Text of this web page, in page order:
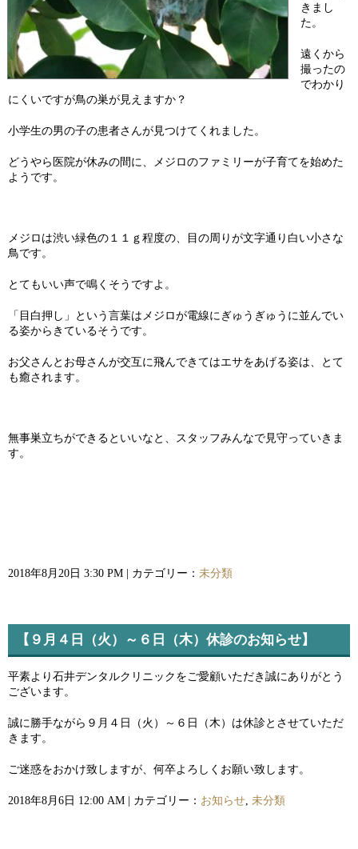
きまし
た。
遠くから
撮ったの
でわかり
にくいですが鳥の巣が見えますか？
小学生の男の子の患者さんが見つけてくれました。
どうやら医院が休みの間に、メジロのファミリーが子育てを始めた
ようです。
メジロは渋い緑色の１１ｇ程度の、目の周りが文字通り白い小さな
鳥です。
とてもいい声で鳴くそうですよ。
「目白押し」という言葉はメジロが電線にぎゅうぎゅうに並んでい
る姿からきているそうです。
お父さんとお母さんが交互に飛んできてはエサをあげる姿は、とて
も癒されます。
無事巣立ちができるといいなと、スタッフみんなで見守っていきま
す。
2018年8月20日 3:30 PM | カテゴリー： 未分類
【９月４日（火）～６日（木）休診のお知らせ】
平素より石井デンタルクリニックをご愛顧いただき誠にありがとう
ございます。
誠に勝手ながら９月４日（火）～６日（木）は休診とさせていただ
きます。
ご迷惑をおかけ致しますが、何卒よろしくお願い致します。
2018年8月6日 12:00 AM | カテゴリー： お知らせ, 未分類